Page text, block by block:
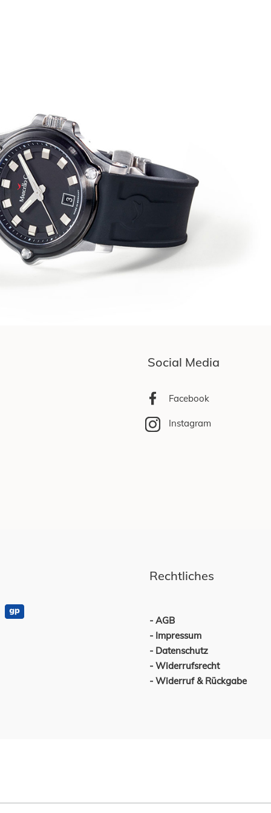
Social Media
Facebook
Instagram
Rechtliches
AGB
Impressum
Datenschutz
Widerrufsrecht
Widerruf & Rückgabe